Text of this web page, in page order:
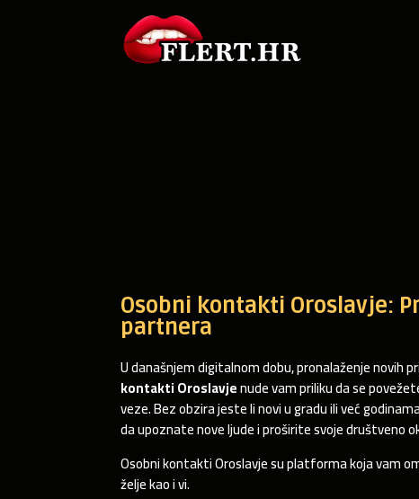
Osobni kontakti Oroslavje:
partnera
U današnjem digitalnom dobu, pronalaženje novih
kontakti Oroslavjenude vam priliku da se
veze. Bez obzira jeste li novi u gradu ili već
da upoznate nove ljude i proširite svoje društveno
Osobni kontakti Oroslavje su platforma koja vam
želje kao i vi.